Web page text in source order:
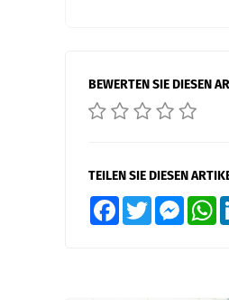
BEWERTEN SIE DIESEN
TEILEN SIE DIESEN
FacebookTwitter Messenger